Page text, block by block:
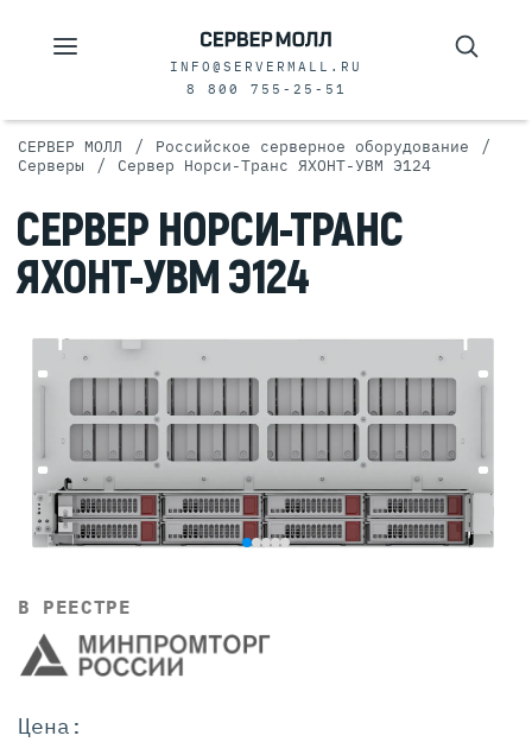
INFO@SERVERMALL.RU
8 800 755-25-51
СЕРВЕР МОЛЛ / Российское серверное оборудование /
Серверы / Сервер Норси-Транс ЯХОНТ-УВМ Э124
СЕРВЕР НОРСИ-ТРАНС
ЯХОНТ-УВМ Э124
В РЕЕСТРЕ
Цена: